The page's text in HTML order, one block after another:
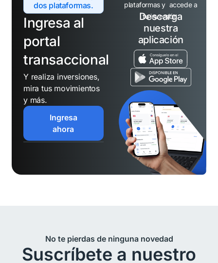
dos plataformas.
Ingresa al
portal
transaccional
Y realiza inversiones,
mira tus movimientos
y más.
Ingresa
ahora
plataformas y accede a
tu inversión.
Descarga
nuestra
aplicación
No te pierdas de ninguna novedad
Suscríbete a nuestro